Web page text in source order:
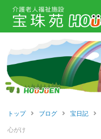
Skip
トップ ブログ 宝日記
心がけ